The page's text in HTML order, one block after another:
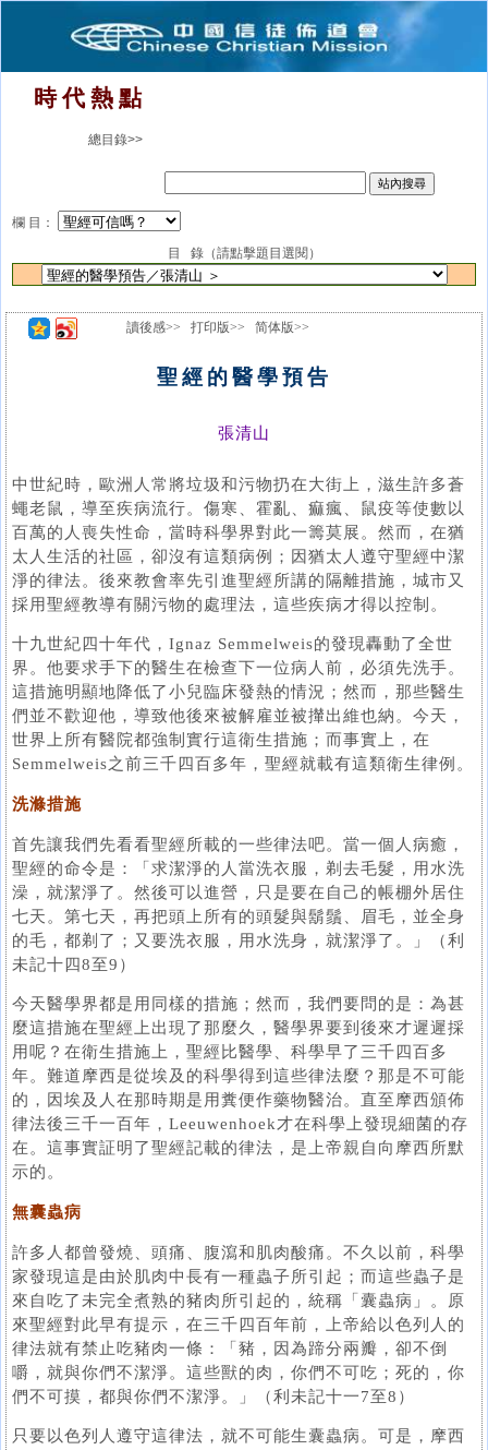
時 代 熱 點
總目錄>>
欄 目：
目 錄（請點擊題目選閱）
讀後感>> 打印版>> 简体版>>
聖經的醫學預告
張清山
中世紀時，歐洲人常將垃圾和污物扔在大街上，滋生許多蒼
蠅老鼠，導至疾病流行。傷寒、霍亂、痲瘋、鼠疫等使數以
百萬的人喪失性命，當時科學界對此一籌莫展。然而，在猶
太人生活的社區，卻沒有這類病例；因猶太人遵守聖經中潔
淨的律法。後來教會率先引進聖經所講的隔離措施，城市又
採用聖經教導有關污物的處理法，這些疾病才得以控制。
十九世紀四十年代，Ignaz Semmelweis的發現轟動了全世
界。他要求手下的醫生在檢查下一位病人前，必須先洗手。
這措施明顯地降低了小兒臨床發熱的情況；然而，那些醫生
們並不歡迎他，導致他後來被解雇並被攆出維也納。今天，
世界上所有醫院都強制實行這衛生措施；而事實上，在
Semmelweis之前三千四百多年，聖經就載有這類衛生律例。
洗滌措施
首先讓我們先看看聖經所載的一些律法吧。當一個人病癒，
聖經的命令是：「求潔淨的人當洗衣服，剃去毛髮，用水洗
澡，就潔淨了。然後可以進營，只是要在自己的帳棚外居住
七天。第七天，再把頭上所有的頭髮與鬍鬚、眉毛，並全身
的毛，都剃了；又要洗衣服，用水洗身，就潔淨了。」（利
未記十四8至9）
今天醫學界都是用同樣的措施；然而，我們要問的是：為甚
麼這措施在聖經上出現了那麼久，醫學界要到後來才遲遲採
用呢？在衛生措施上，聖經比醫學、科學早了三千四百多
年。難道摩西是從埃及的科學得到這些律法麼？那是不可能
的，因埃及人在那時期是用糞便作藥物醫治。直至摩西頒佈
律法後三千一百年，Leeuwenhoek才在科學上發現細菌的存
在。這事實証明了聖經記載的律法，是上帝親自向摩西所默
示的。
無囊蟲病
許多人都曾發燒、頭痛、腹瀉和肌肉酸痛。不久以前，科學
家發現這是由於肌肉中長有一種蟲子所引起；而這些蟲子是
來自吃了未完全煮熟的豬肉所引起的，統稱「囊蟲病」。原
來聖經對此早有提示，在三千四百年前，上帝給以色列人的
律法就有禁止吃豬肉一條：「豬，因為蹄分兩瓣，卻不倒
嚼，就與你們不潔淨。這些獸的肉，你們不可吃；死的，你
們不可摸，都與你們不潔淨。」（利未記十一7至8）
只要以色列人遵守這律法，就不可能生囊蟲病。可是，摩西